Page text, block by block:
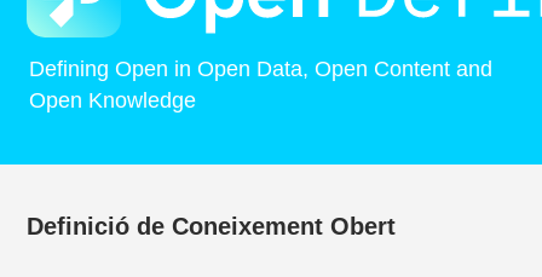
Defining Open in Open Data, Open Content and
Open Knowledge
Definició de Coneixement Obert